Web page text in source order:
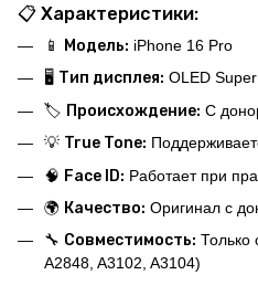
📋 Характеристики:
📱 Модель: iPhone 16 Pro
🖥 Тип дисплея: OLED
🏷 Происхождение: С
💡 True Tone:
🧠 Face ID: Работает при
🌍 Качество: Оригинал с
🔧 Совместимость: Только
A2848, A3102, A3104)